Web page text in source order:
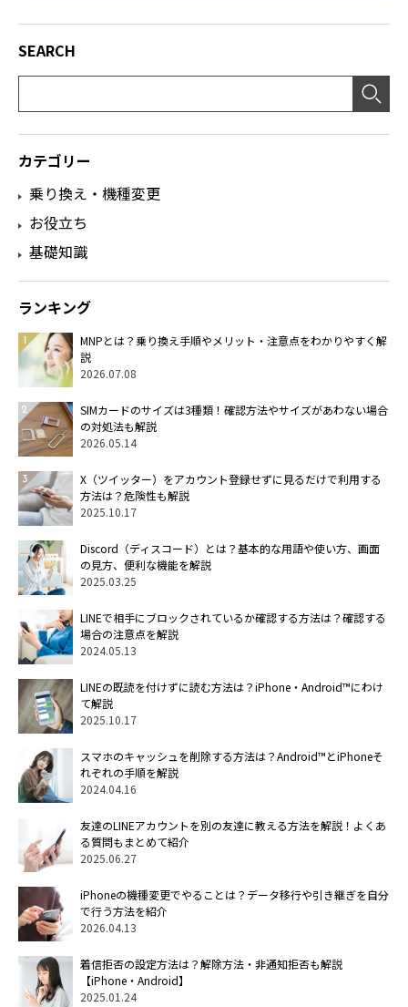
SEARCH
カテゴリー
乗り換え・機種変更
お役立ち
基礎知識
ランキング
MNPとは？乗り換え手順やメリット・注意点をわかりやすく解
説
2026.07.08
SIMカードのサイズは3種類！確認方法やサイズがあわない場合
の対処法も解説
2026.05.14
X（ツイッター）をアカウント登録せずに見るだけで利用する
方法は？危険性も解説
2025.10.17
Discord（ディスコード）とは？基本的な用語や使い方、画面
の見方、便利な機能を解説
2025.03.25
LINEで相手にブロックされているか確認する方法は？確認する
場合の注意点を解説
2024.05.13
LINEの既読を付けずに読む方法は？iPhone・Android™にわけ
て解説
2025.10.17
スマホのキャッシュを削除する方法は？Android™とiPhoneそ
れぞれの手順を解説
2024.04.16
友達のLINEアカウントを別の友達に教える方法を解説！よくあ
る質問もまとめて紹介
2025.06.27
iPhoneの機種変更でやることは？データ移行や引き継ぎを自分
で行う方法を紹介
2026.04.13
着信拒否の設定方法は？解除方法・非通知拒否も解説
【iPhone・Android】
2025.01.24